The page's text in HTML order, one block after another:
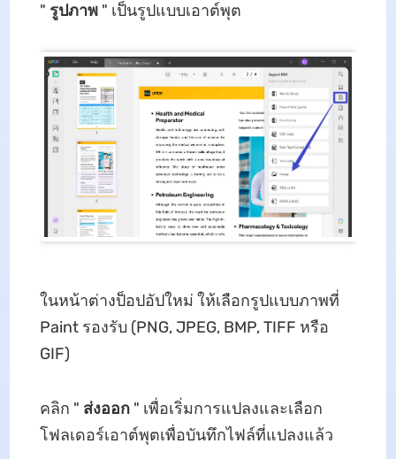
" รูปภาพ" เป็นรูปแบบเอาต์พุต
ในหน้าต่างป็อปอัปใหม่ ให้เลือกรูปแบบภาพที่
Paint รองรับ (PNG, JPEG, BMP, TIFF หรือ
GIF)
คลิก " ส่งออก" เพื่อเริ่มการแปลงและเลือก
โฟลเดอร์เอาต์พุตเพื่อบันทึกไฟล์ที่แปลงแล้ว